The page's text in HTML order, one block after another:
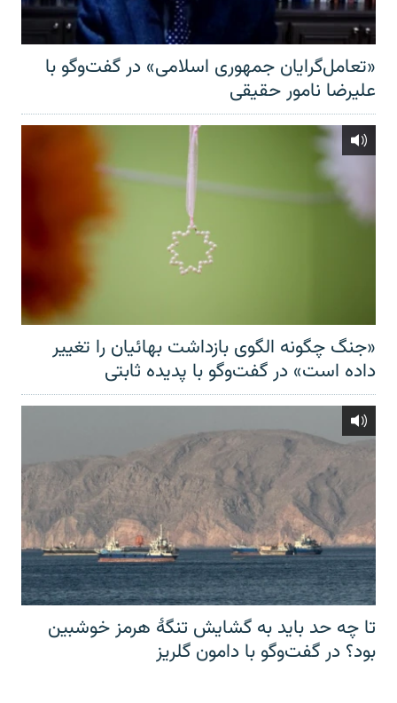
«تعامل‌گرایان جمهوری اسلامی» در گفت‌وگو با
علیرضا نامور حقیقی
«جنگ چگونه الگوی بازداشت بهائیان را تغییر
داده است» در گفت‌وگو با پدیده ثابتی
تا چه حد باید به گشایش تنگهٔ هرمز خوشبین
بود؟ در گفت‌وگو با دامون گلریز